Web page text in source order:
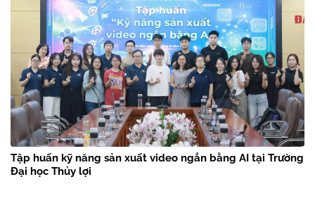
Tập huấn kỹ năng sản xuất video ngắn bằng AI tại Trường
Đại học Thủy lợi